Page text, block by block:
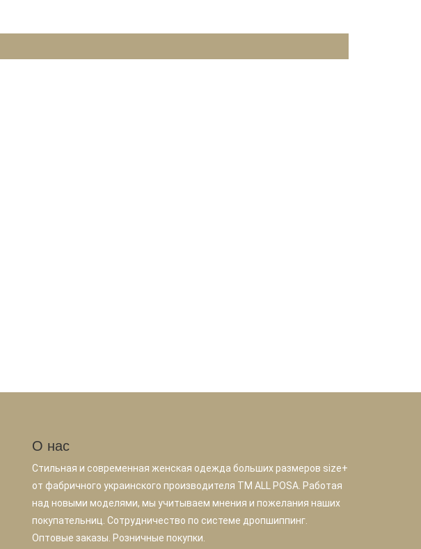
О нас
Стильная и современная женская одежда больших размеров size+
от фабричного украинского производителя TM ALL POSA. Работая
над новыми моделями, мы учитываем мнения и пожелания наших
покупательниц. Сотрудничество по системе дропшиппинг.
Оптовые заказы. Розничные покупки.